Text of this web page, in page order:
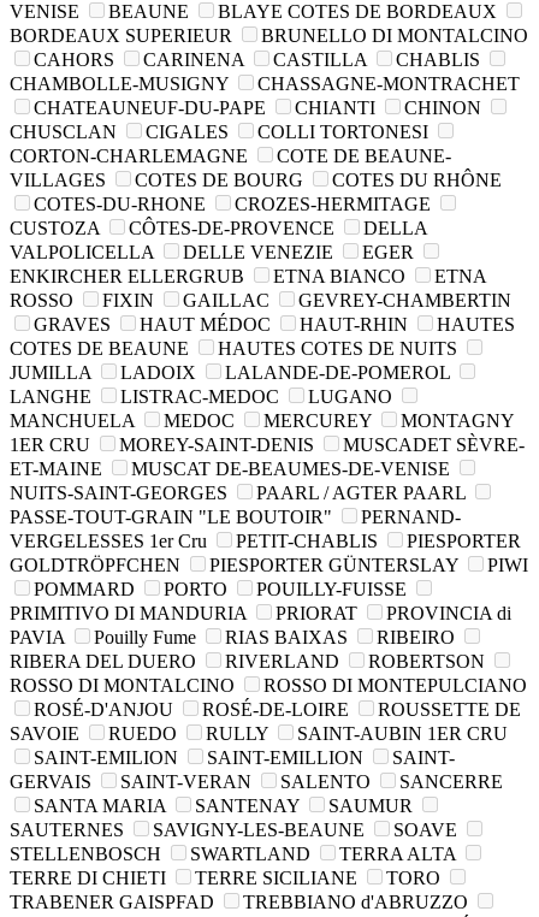
VENISE
BEAUNE
BLAYE COTES DE BORDEAUX
BORDEAUX SUPERIEUR
BRUNELLO DI MONTALCINO
CAHORS
CARINENA CASTILLA
CHABLIS
CHAMBOLLE-MUSIGNY
CHASSAGNE-MONTRACHET
CHATEAUNEUF-DU-PAPE
CHIANTI
CHINON
CHUSCLAN
CIGALES
COLLI TORTONESI
CORTON-CHARLEMAGNE
COTE DE BEAUNE-
VILLAGES
COTES DE BOURG
COTES DU RHÔNE
COTES-DU-RHONE
CROZES-HERMITAGE
CUSTOZA
CÔTES-DE-PROVENCE
DELLA
VALPOLICELLA
DELLE VENEZIE
EGER
ENKIRCHER ELLERGRUB
ETNA BIANCO
ETNA
ROSSO
FIXIN GAILLAC
GEVREY-CHAMBERTIN
GRAVES
HAUT MÉDOC HAUT-RHIN
HAUTES
COTES DE BEAUNE
HAUTES COTES DE NUITS
JUMILLA
LADOIX
LALANDE-DE-POMEROL
LANGHE
LISTRAC-MEDOC
LUGANO
MANCHUELA
MEDOC MERCUREY
MONTAGNY
1ER CRU
MOREY-SAINT-DENIS
MUSCADET SÈVRE-
ET-MAINE
MUSCAT DE-BEAUMES-DE-VENISE
NUITS-SAINT-GEORGES
PAARL / AGTER PAARL
PASSE-TOUT-GRAIN "LE BOUTOIR"
PERNAND-
VERGELESSES 1er Cru
PETIT-CHABLIS
PIESPORTER
GOLDTRÖPFCHEN
PIESPORTER GÜNTERSLAY
PIWI
POMMARD
PORTO
POUILLY-FUISSE
PRIMITIVO DI MANDURIA
PRIORAT
PROVINCIA di
PAVIA
Pouilly Fume RIAS BAIXAS
RIBEIRO
RIBERA DEL DUERO
RIVERLAND
ROBERTSON
ROSSO DI MONTALCINO
ROSSO DI MONTEPULCIANO
ROSÉ-D'ANJOU
ROSÉ-DE-LOIRE
ROUSSETTE DE
SAVOIE
RUEDO RULLY
SAINT-AUBIN 1ER CRU
SAINT-EMILION
SAINT-EMILLION
SAINT-
GERVAIS
SAINT-VERAN SALENTO
SANCERRE
SANTA MARIA
SANTENAY
SAUMUR
SAUTERNES
SAVIGNY-LES-BEAUNE
SOAVE
STELLENBOSCH
SWARTLAND
TERRA ALTA
TERRE DI CHIETI
TERRE SICILIANE
TORO
TRABENER GAISPFAD
TREBBIANO d'ABRUZZO